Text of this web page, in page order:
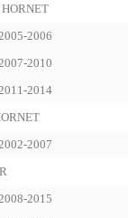
2006
2010
2014
2007
2015